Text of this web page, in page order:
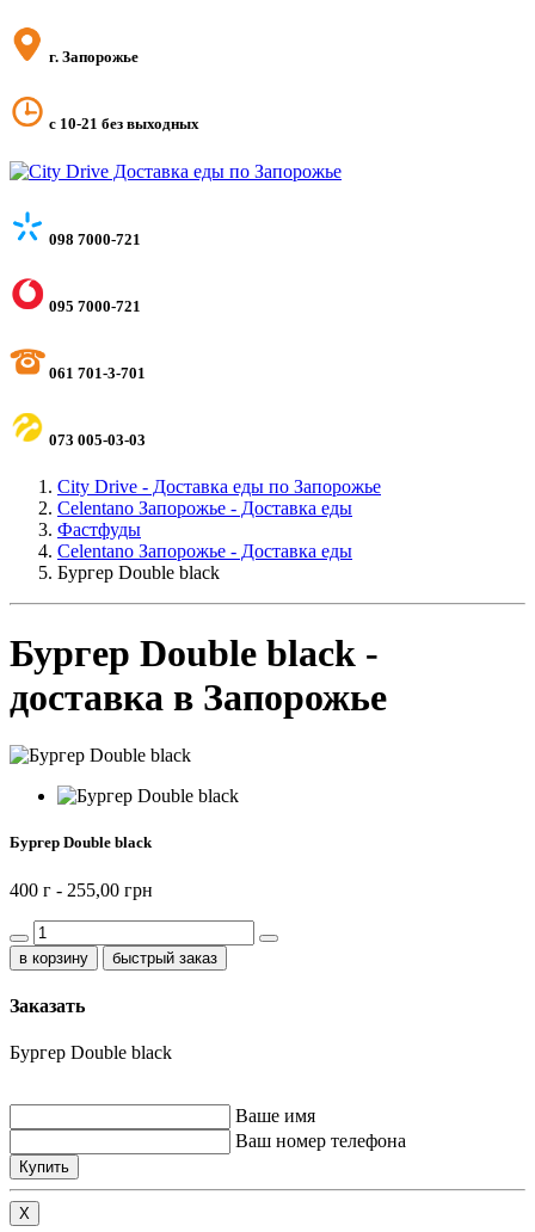
г. Запорожье
с 10-21 без выходных
098 7000-721
095 7000-721
061 701-3-701
073 005-03-03
City Drive - Доставка еды по Запорожье
Celentano Запорожье - Доставка еды
Фастфуды
Celentano Запорожье - Доставка еды
Бургер Double black
Бургер Double black -
доставка в Запорожье
Бургер Double black
400 г - 255,00 грн
быстрый заказ
Заказать
Бургер Double black
Ваше имя
Ваш номер телефона
Купить
X